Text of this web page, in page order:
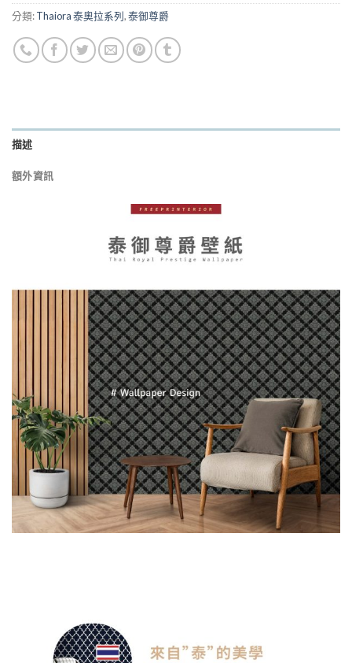
分類:Thaiora 泰奧拉系列,泰御尊爵
描述
額外資訊